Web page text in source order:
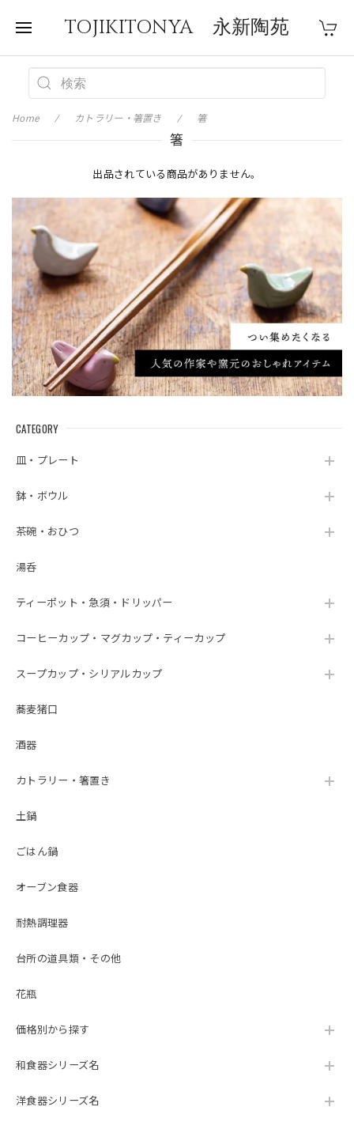
TOJIKITONYA 永新陶苑
CATEGORY
皿・プレート
鉢・ボウル
茶碗・おひつ
湯呑
ティーポット・急須・ドリッパー
コーヒーカップ・マグカップ・ティーカップ
スープカップ・シリアルカップ
蕎麦猪口
酒器
カトラリー・箸置き
土鍋
ごはん鍋
オーブン食器
耐熱調理器
台所の道具類・その他
花瓶
価格別から探す
和食器シリーズ名
洋食器シリーズ名
Home カトラリー・箸置き 箸
箸
出品されている商品がありません。